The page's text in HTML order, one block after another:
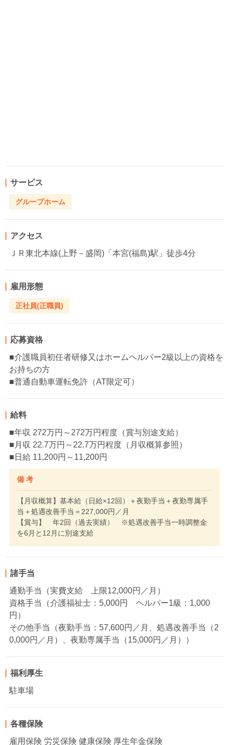
サービス
グループホーム
アクセス
ＪＲ東北本線(上野－盛岡)「本宮(福島)駅」徒歩4分
雇用形態
正社員(正職員)
応募資格
■介護職員初任者研修又はホームヘルパー2級以上の資格を
お持ちの方
■普通自動車運転免許（AT限定可）
給料
■年収 272万円～272万円程度（賞与別途支給）
■月収 22.7万円～22.7万円程度（月収概算参照）
■日給 11,200円～11,200円
備 考
【月収概算】基本給（日給×12回）＋夜勤手当＋夜勤専属手
当＋処遇改善手当＝227,000円／月
【賞与】 年2回（過去実績） ※処遇改善手当一時調整金
を6月と12月に別途支給
諸手当
通勤手当（実費支給 上限12,000円／月）
資格手当（介護福祉士：5,000円 ヘルパー1級：1,000
円）
その他手当（夜勤手当：57,600円／月、処遇改善手当（2
0,000円／月）、夜勤専属手当（15,000円／月））
福利厚生
駐車場
各種保険
雇用保険 労災保険 健康保険 厚生年金保険